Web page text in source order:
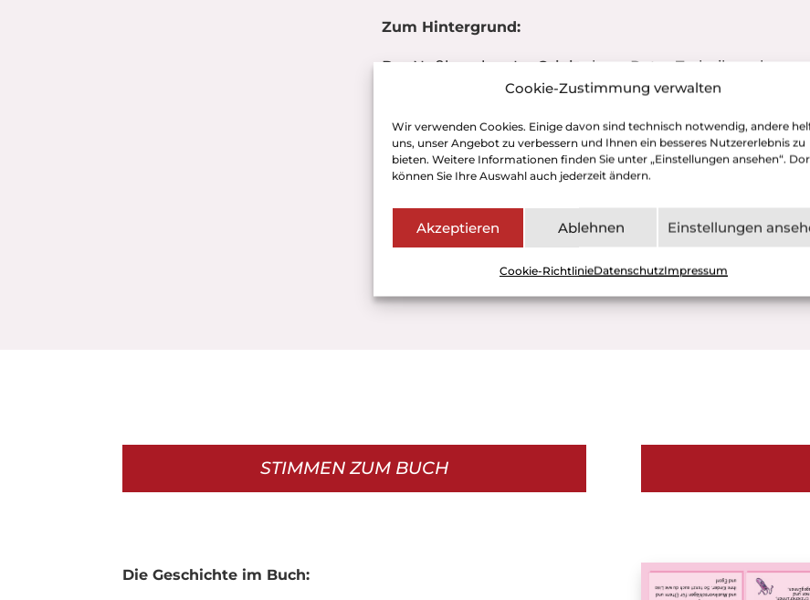
Cookie-Zustimmung verwalten
Wir verwenden Cookies. Einige davon sind technisch notwendig, andere
uns, unser Angebot zu verbessern und Ihnen ein besseres Nutzererlebnis zu
bieten. Weitere Informationen finden Sie unter „Einstellungen ansehen“.
können Sie Ihre Auswahl auch jederzeit ändern.
Akzeptieren Ablehnen Einstellungen
Cookie-RichtlinieDatenschutzImpressum
Zum Hintergrund:
Der Nußknacker: Im Original von Peter Tschaikowsky
bekommt Clara am Weihnachtsabend einen Nussknacker
gemeinsam mit Spielzeugsoldaten gegen das Heer des
Mäusekönigs kämpft. Mit Hilfe des Mädchens siegt der
Zuckerfee ihnen zu Ehren ein Fest veranstaltet.(Quelle:
STIMMEN ZUM BUCH
Die Geschichte im Buch: